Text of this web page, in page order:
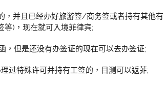
，并且已经办好旅游签/商务签或者持有其他有
等)，现在就可入境菲律宾;
，但是还没有办签证的现在可以去办签证;
过特殊许可并持有工签的，目测可以返菲;